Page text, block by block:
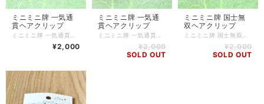
ミニミニ牌 一気通
貫ヘアクリップ
¥2,000
ミニミニ牌 一気通
貫ヘアクリップ
¥2,000
SOLD OUT
ミニミニ牌 国士無
双ヘアクリップ
¥2,000
SOLD OUT